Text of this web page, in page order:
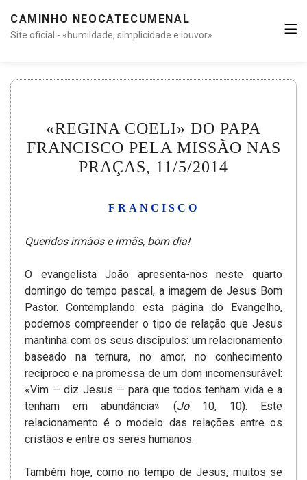
CAMINHO NEOCATECUMENAL
Site oficial - «humildade, simplicidade e louvor»
«REGINA COELI» DO PAPA
FRANCISCO PELA MISSÃO NAS
PRAÇAS, 11/5/2014
FRANCISCO
Queridos irmãos e irmãs, bom dia!
O evangelista João apresenta-nos neste quarto
domingo do tempo pascal, a imagem de Jesus Bom
Pastor. Contemplando esta página do Evangelho,
podemos compreender o tipo de relação que Jesus
mantinha com os seus discípulos: um relacionamento
baseado na ternura, no amor, no conhecimento
recíproco e na promessa de um dom incomensurável:
«Vim — diz Jesus — para que todos tenham vida e a
tenham em abundância» (Jo10, 10). Este
relacionamento é o modelo das relações entre os
cristãos e entre os seres humanos.
Também hoje, como no tempo de Jesus, muitos se